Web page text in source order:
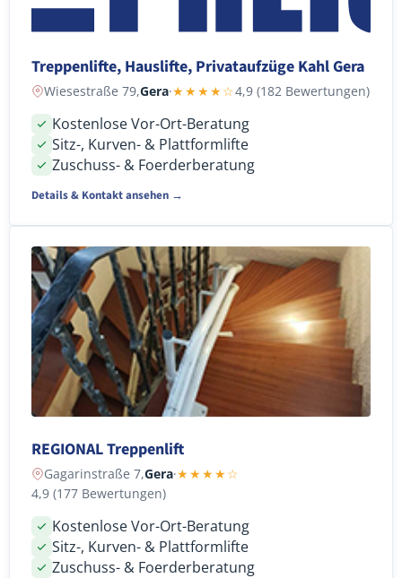
Treppenlifte, Hauslifte, Privataufzüge Kahl Gera
Wiesestraße 79,Gera·★★★★☆4,9 (182 Bewertungen)
Kostenlose Vor-Ort-Beratung
Sitz-, Kurven- & Plattformlifte
Zuschuss- & Foerderberatung
Details & Kontakt ansehen →
REGIONAL Treppenlift
Gagarinstraße 7,Gera·★★★★☆
4,9 (177 Bewertungen)
Kostenlose Vor-Ort-Beratung
Sitz-, Kurven- & Plattformlifte
Zuschuss- & Foerderberatung